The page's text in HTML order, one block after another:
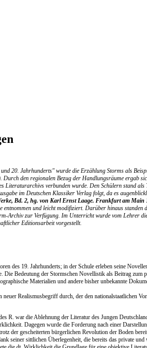
20. Jahrhunderts" wurde die Erzählung Storms als
Durch den regionalen Bezug der Handlungsräume ergab
Literaturarchivs verbunden wurde. Den Schülern stand als
im Deutschen Klassiker Verlag folgt, da es
Bd. 2, hg. von Karl Ernst Laage. Frankfurt am Main
entnommen und leicht modifiziert. Darüber hinaus standen
Archiv zur Verfügung. Im Unterricht wurde vom Lehrer
Editionsarbeit vorgestellt.
des 19. Jahrhunderts; in der Schule erleben seine
Die Bedeutung der Stormschen Novellistik als Beitrag zum
Materialien und andere bisher unbekannte
neuer Realismusbegriff durch, der den nationalstaatlichen
R. war die Ablehnung der Literatur des Jungen
Dagegen wurde die Forderung nach einer
der gescheiterten bürgerlichen Revolution der Boden
seiner sittlichen Überlegenheit, die bereits das private